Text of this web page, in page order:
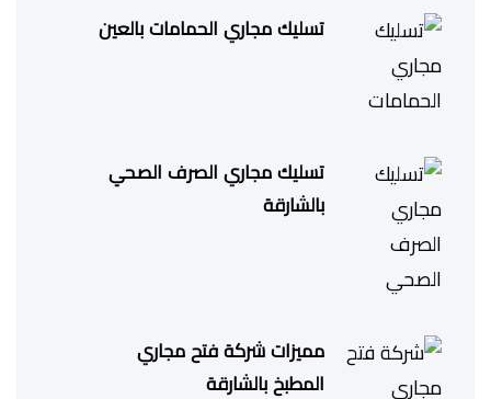
تسليك مجاري الحمامات بالعين
تسليك مجاري الصرف الصحي
بالشارقة
مميزات شركة فتح مجاري
المطبخ بالشارقة